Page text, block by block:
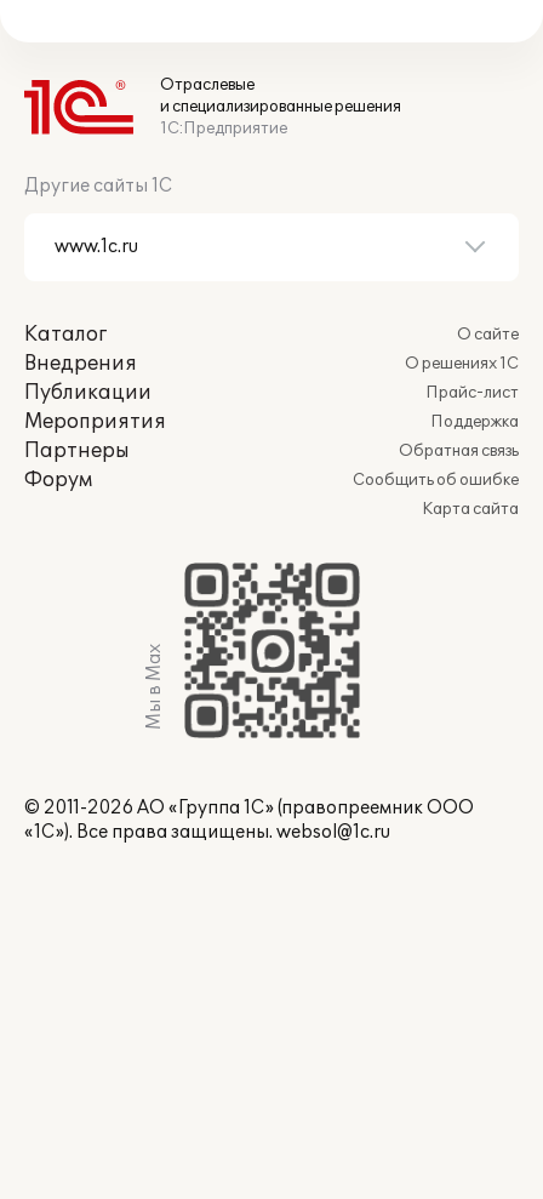
Отраслевые
и специализированные решения
1С:Предприятие
Другие сайты 1С
Каталог
Внедрения
Публикации
Мероприятия
Партнеры
Форум
О сайте
О решениях 1С
Прайс-лист
Поддержка
Обратная связь
Сообщить об ошибке
Карта сайта
Мы в Max
© 2011-2026 АО «Группа 1С» (правопреемник ООО
«1С»). Все права защищены. websol@1c.ru